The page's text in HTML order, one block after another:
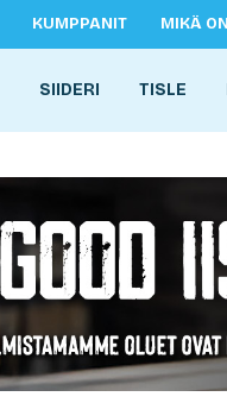
KUMPPANIT MIKÄ
SIIDERI TISLE